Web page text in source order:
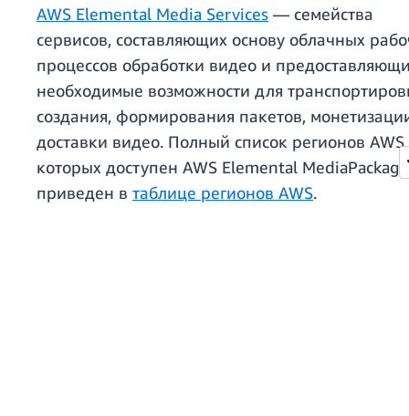
AWS Elemental Media Services — семейства
сервисов, составляющих основу облачных
процессов обработки видео и
необходимые возможности для
создания, формирования пакетов,
доставки видео. Полный список регионов
которых доступен AWS Elemental
приведен в таблице регионов AWS.